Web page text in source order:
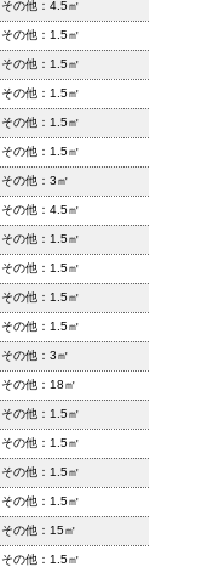
その他：4.5㎡
その他：1.5㎡
その他：1.5㎡
その他：1.5㎡
その他：1.5㎡
その他：1.5㎡
その他：3㎡
その他：4.5㎡
その他：1.5㎡
その他：1.5㎡
その他：1.5㎡
その他：1.5㎡
その他：3㎡
その他：18㎡
その他：1.5㎡
その他：1.5㎡
その他：1.5㎡
その他：1.5㎡
その他：15㎡
その他：1.5㎡